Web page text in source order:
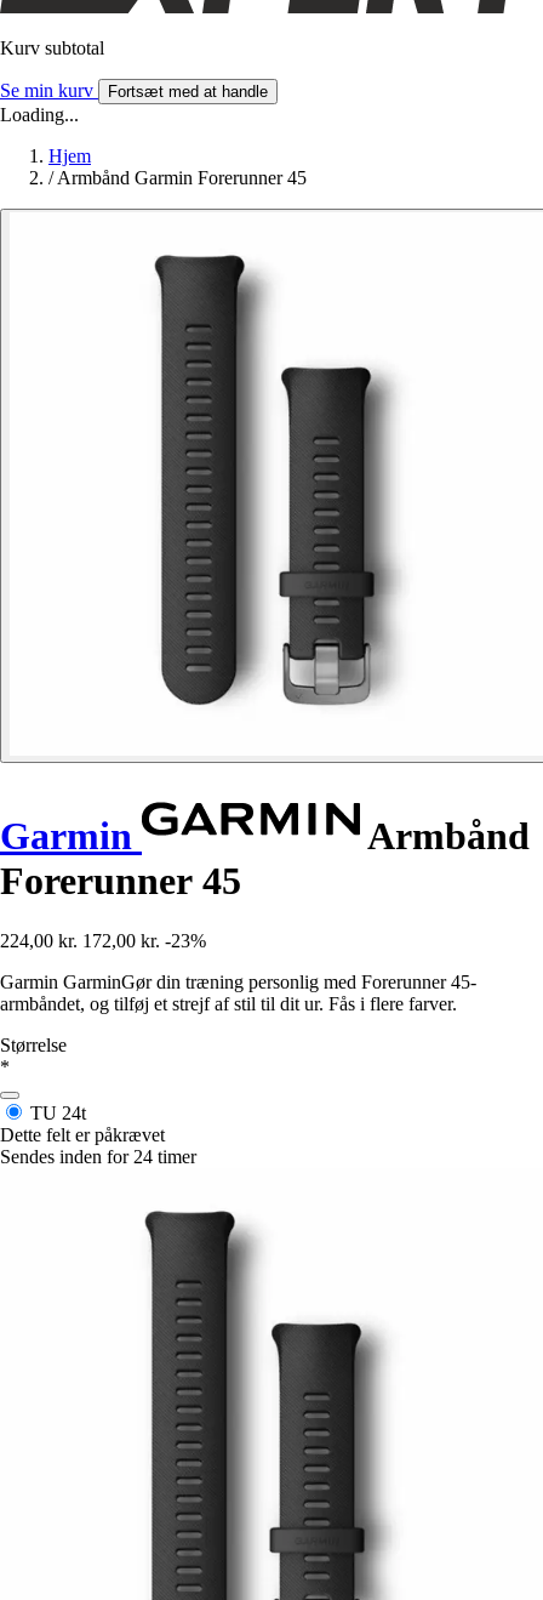
Kurv subtotal
Se min kurv Fortsæt med at handle
Loading...
Hjem
/ Armbånd Garmin Forerunner 45
Garmin
Armbånd
Forerunner 45
224,00 kr. 172,00 kr. -23%
Garmin GarminGør din træning personlig med Forerunner 45-
armbåndet, og tilføj et strejf af stil til dit ur. Fås i flere farver.
Størrelse
*
TU 24t
Dette felt er påkrævet
Sendes inden for 24 timer